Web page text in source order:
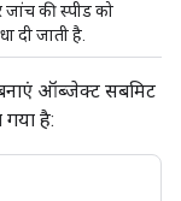
की स्पीड को
दी जाती है.
ऑब्जेक्ट सबमिट
है: